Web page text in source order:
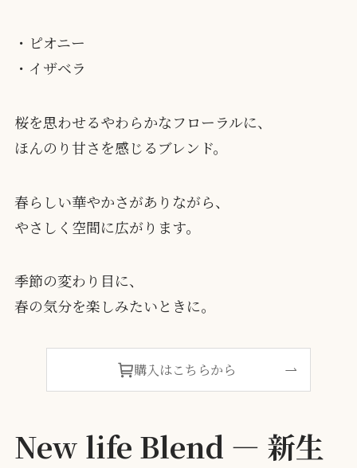
・ピオニー
・イザベラ
桜を思わせるやわらかなフローラルに、
ほんのり甘さを感じるブレンド。
春らしい華やかさがありながら、
やさしく空間に広がります。
季節の変わり目に、
春の気分を楽しみたいときに。
購入はこちらから
New life Blend — 新生